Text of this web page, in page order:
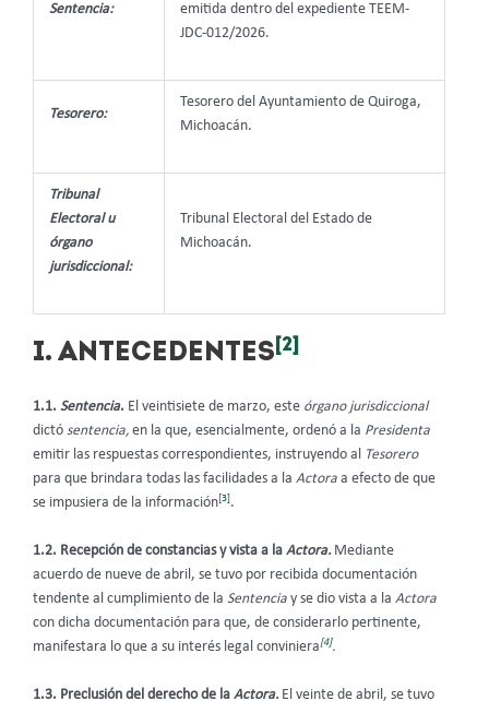
Sentencia:
emitida dentro del expediente TEEM-
JDC-012/2026.
Tesorero:
Tesorero del Ayuntamiento de Quiroga,
Michoacán.
Tribunal
Electoral u
órgano
jurisdiccional:
Tribunal Electoral del Estado de
Michoacán.
I. ANTECEDENTES [2]
1.1. Sentencia. El veintisiete de marzo, este órgano jurisdiccional
dictó sentencia, en la que, esencialmente, ordenó a la Presidenta
emitir las respuestas correspondientes, instruyendo al
Tesorero
para que brindara todas las facilidades a la Actora a efecto de que
se impusiera de la información[3].
1.2. Recepción de constancias y vista a la Actora.Mediante
acuerdo de nueve de abril, se tuvo por recibida documentación
tendente al cumplimiento de la Sentencia y se dio vista a la Actora
con dicha documentación para que, de considerarlo pertinente,
manifestara lo que a su interés legal conviniera[4].
1.3. Preclusión del derecho de la Actora. El veinte de abril, se tuvo